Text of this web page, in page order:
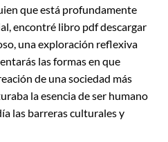
que está profundamente
encontré libro pdf descargar
una exploración reflexiva
las formas en que
de una sociedad más
la esencia de ser humano
las barreras culturales y